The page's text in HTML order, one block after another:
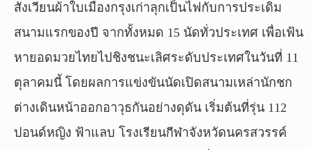
สังเวียนผ้าใบเมืองกรุงเก่าลุกเป็นไฟกับการประเดิม
สนามแรกของปี จากทั้งหมด 15 นัดทั่วประเทศ เพื่อเฟ้น
หายอดมวยไทยไปชิงชนะเลิศระดับประเทศในวันที่ 11
ตุลาคมนี้ โดยผลการแข่งขันนัดเปิดสนามเหล่านักชก
ต่างเดินหน้าออกอาวุธกันอย่างดุดัน เริ่มต้นที่รุ่น 112
ปอนด์หญิง ฟ้าแลบ โรงเรียนกีฬาจังหวัดนครสวรรค์